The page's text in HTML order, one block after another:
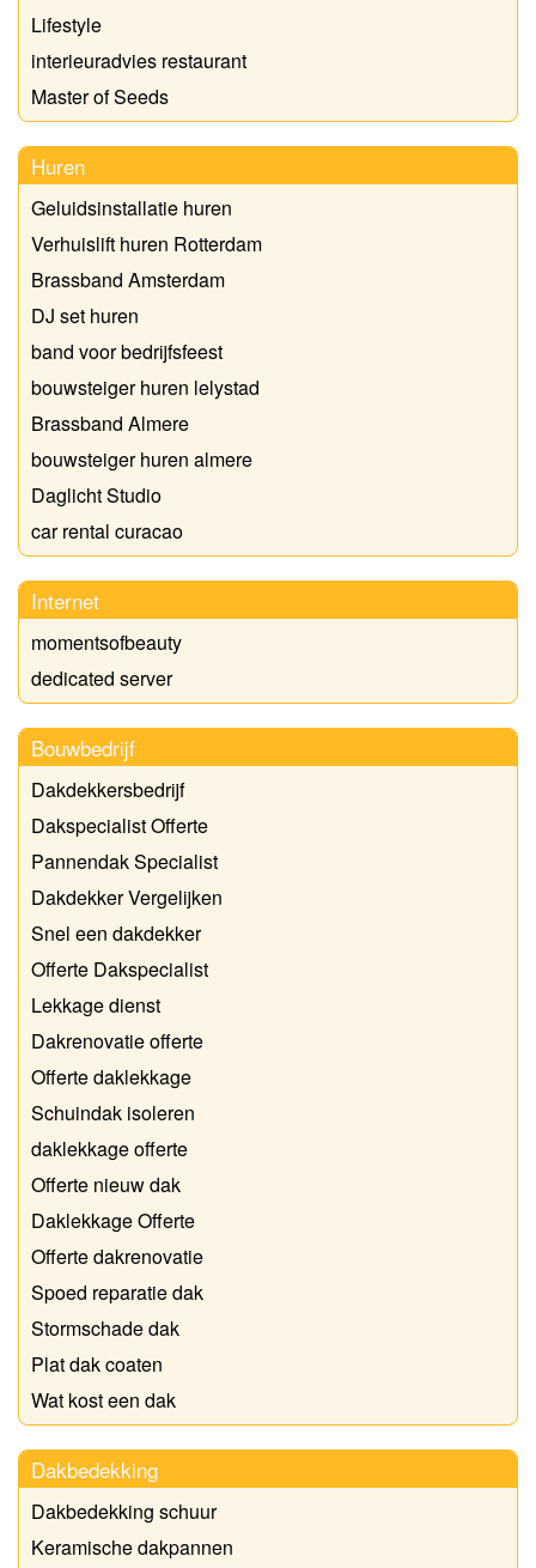
Lifestyle
interieuradvies restaurant
Master of Seeds
Huren
Geluidsinstallatie huren
Verhuislift huren Rotterdam
Brassband Amsterdam
DJ set huren
band voor bedrijfsfeest
bouwsteiger huren lelystad
Brassband Almere
bouwsteiger huren almere
Daglicht Studio
car rental curacao
Internet
momentsofbeauty
dedicated server
Bouwbedrijf
Dakdekkersbedrijf
Dakspecialist Offerte
Pannendak Specialist
Dakdekker Vergelijken
Snel een dakdekker
Offerte Dakspecialist
Lekkage dienst
Dakrenovatie offerte
Offerte daklekkage
Schuindak isoleren
daklekkage offerte
Offerte nieuw dak
Daklekkage Offerte
Offerte dakrenovatie
Spoed reparatie dak
Stormschade dak
Plat dak coaten
Wat kost een dak
Dakbedekking
Dakbedekking schuur
Keramische dakpannen